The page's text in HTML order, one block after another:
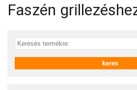
Faszén